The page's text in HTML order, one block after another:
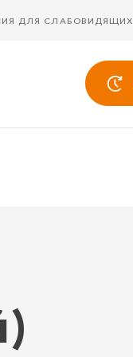
ДЛЯ СЛАБОВИДЯЩИХ